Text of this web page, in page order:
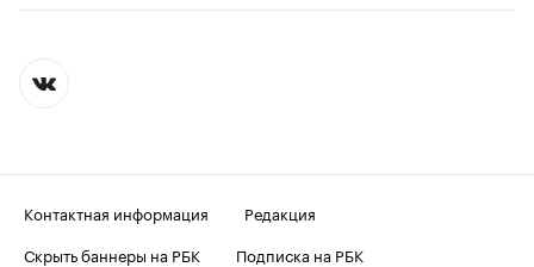
Контактная информация
Редакция
Скрыть баннеры на РБК
Подписка на РБК